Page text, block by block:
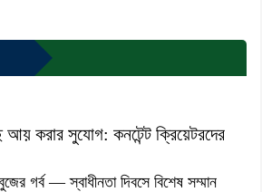
করার সুযোগ: কনটেন্ট ক্রিয়েটরদের
গর্ব — স্বাধীনতা দিবসে বিশেষ সম্মান